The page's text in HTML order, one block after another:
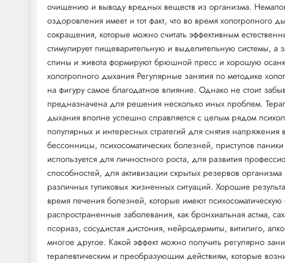
очищению и выводу вредных веществ из организма.
оздоровления имеет и тот факт, что во время
сокращения, которые можно считать эффективным
стимулирует пищеварительную и выделительную системы,
спины и живота формируют брюшной пресс и хорошую
холотропного дыхания Регулярные занятия по методике
на фигуру самое благодатное влияние. Однако не стоит
предназначена для решения несколько иных проблем.
дыхания вполне успешно справляется с целым рядом
популярных и интересных стратегий для снятия
бессонницы, психосоматических болезней, приступов
используется для личностного роста, для развития
способностей, для активизации скрытых резервов
различных тупиковых жизненных ситуаций. Хорошие
время лечения болезней, которые имеют психосоматическую
распространенные заболевания, как бронхиальная астма,
псориаз, сосудистая дистония, нейродермиты, витилиго,
многое другое. Какой эффект можно получить регулярно
терапевтическим и преобразующим действиям, которые